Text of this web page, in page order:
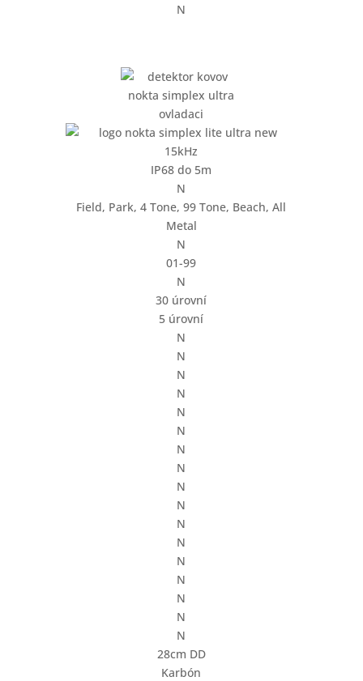
N
15kHz
IP68 do 5m
N
Field, Park, 4 Tone, 99 Tone, Beach, All
Metal
N
01-99
N
30 úrovní
5 úrovní
N
N
N
N
N
N
N
N
N
N
N
N
N
N
N
N
N
28cm DD
Karbón